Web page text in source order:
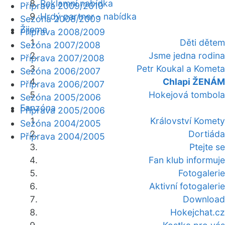
Reklamní nabídka
Hrdý partner - nabídka
Žijeme
Děti dětem
Jsme jedna rodina
Petr Koukal a Kometa
Chlapi ŽENÁM
Hokejová tombola
Fanzóna
Království Komety
Dortiáda
Ptejte se
Fan klub informuje
Fotogalerie
Aktivní fotogalerie
Download
Hokejchat.cz
Příprava 2009/2010
Sezóna 2008/2009
Příprava 2008/2009
Sezóna 2007/2008
Příprava 2007/2008
Sezóna 2006/2007
Příprava 2006/2007
Sezóna 2005/2006
Příprava 2005/2006
Sezóna 2004/2005
Příprava 2004/2005